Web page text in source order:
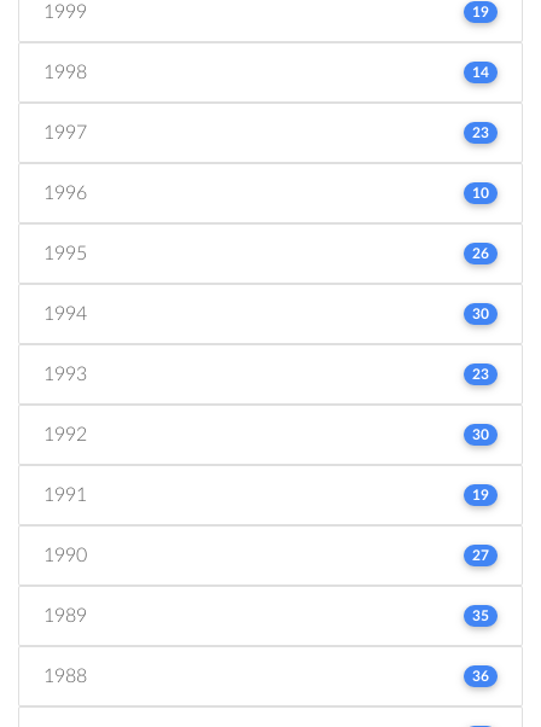
1999 19
1998 14
1997 23
1996 10
1995 26
1994 30
1993 23
1992 30
1991 19
1990 27
1989 35
1988 36